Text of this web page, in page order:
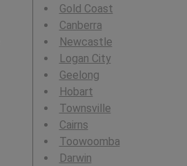
Gold Coast
Canberra
Newcastle
Logan City
Geelong
Hobart
Townsville
Cairns
Toowoomba
Darwin